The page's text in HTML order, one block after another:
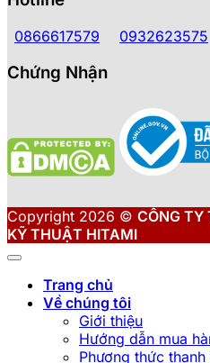
0866617579 0932623575
Chứng Nhận
Copyright 2026 © CÔNG TY
KỸ THUẬT HITAMI
Trang chủ
Về chúng tôi
Giới thiệu
Hướng dẫn mua
Phương thức thanh